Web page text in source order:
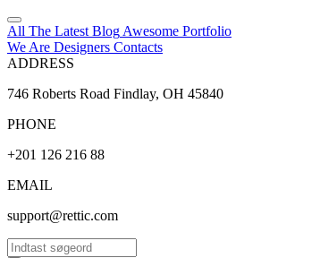
All The Latest Blog Awesome Portfolio
We Are Designers Contacts
ADDRESS
746 Roberts Road Findlay, OH 45840
PHONE
+201 126 216 88
EMAIL
support@rettic.com
Søg